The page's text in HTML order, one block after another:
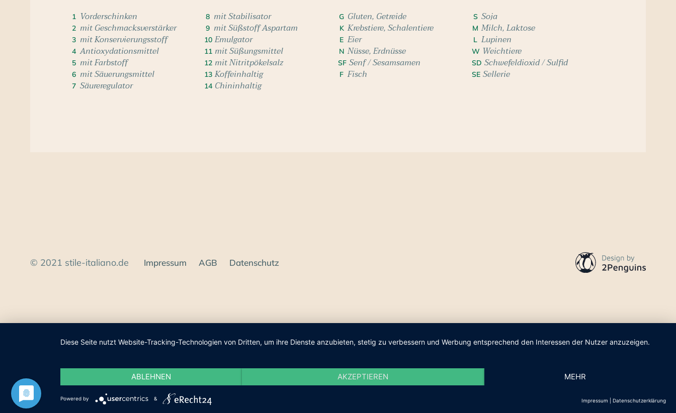
1 Vorderschinken
2 mit Geschmacksverstärker
3 mit Konservierungsstoff
4 Antioxydationsmittel
5 mit Farbstoff
6 mit Säuerungsmittel
7 Säureregulator
8 mit Stabilisator
9 mit Süßstoff Aspartam
10 Emulgator
11 mit Süßungsmittel
12 mit Nitritpökelsalz
13 Koffeinhaltig
14 Chininhaltig
G Gluten, Getreide
K Krebstiere, Schalentiere
E Eier
N Nüsse, Erdnüsse
SF Senf / Sesamsamen
F Fisch
S Soja
M Milch, Laktose
L Lupinen
W Weichtiere
SD Schwefeldioxid / Sulfid
SE Sellerie
© 2021 stile-italiano.de Impressum AGB Datenschutz
Diese Seite nutzt Website-Tracking-Technologien von Dritten, um ihre Dienste anzubieten, stetig zu verbessern und Werbung entsprechend den Interessen der Nutzer anzuzeigen.
ABLEHNEN AKZEPTIEREN MEHR
Powered by & Impressum Datenschutzerklärung